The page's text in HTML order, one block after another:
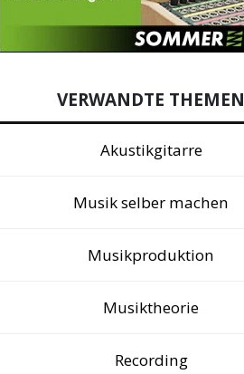
VERWANDTE THEMEN
Akustikgitarre
Musik selber machen
Musikproduktion
Musiktheorie
Recording